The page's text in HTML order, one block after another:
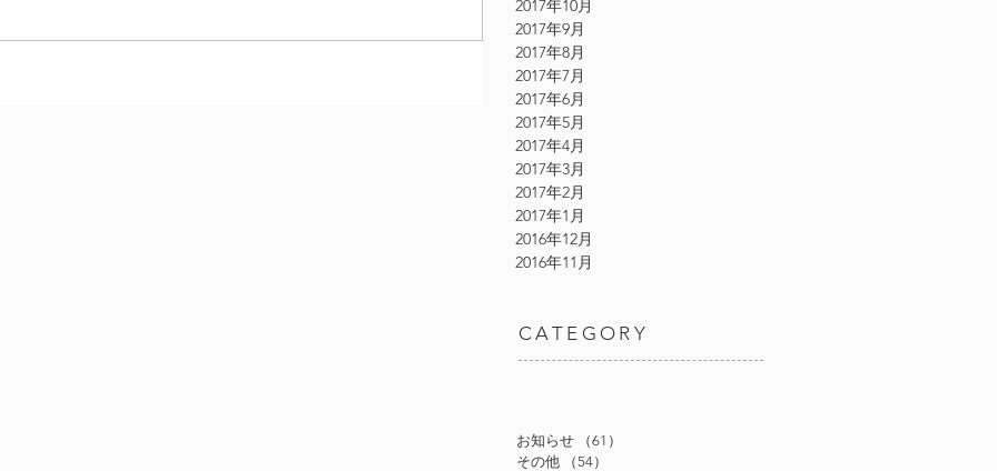
2017年10月
2017年9月
2017年8月
2017年7月
2017年6月
2017年5月
2017年4月
2017年3月
2017年2月
2017年1月
2016年12月
2016年11月
CATEGORY
お知らせ （61）
その他
（54）